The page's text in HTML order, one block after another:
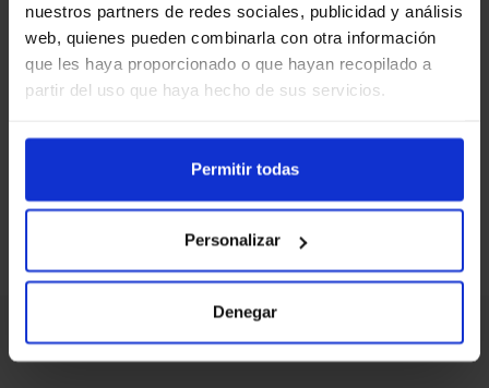
nuestros partners de redes sociales, publicidad y análisis
web, quienes pueden combinarla con otra información
que les haya proporcionado o que hayan recopilado a
partir del uso que haya hecho de sus servicios.
Permitir todas
Personalizar
Denegar
disponible. Pero tenemos muchas más
ofertas que podrían interesarte en nuestra
web.
TE LLAMAMOS